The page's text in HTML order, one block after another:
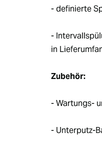
- definierte
-
in
Zubehör:
- Wartungs-
- Unterputz-